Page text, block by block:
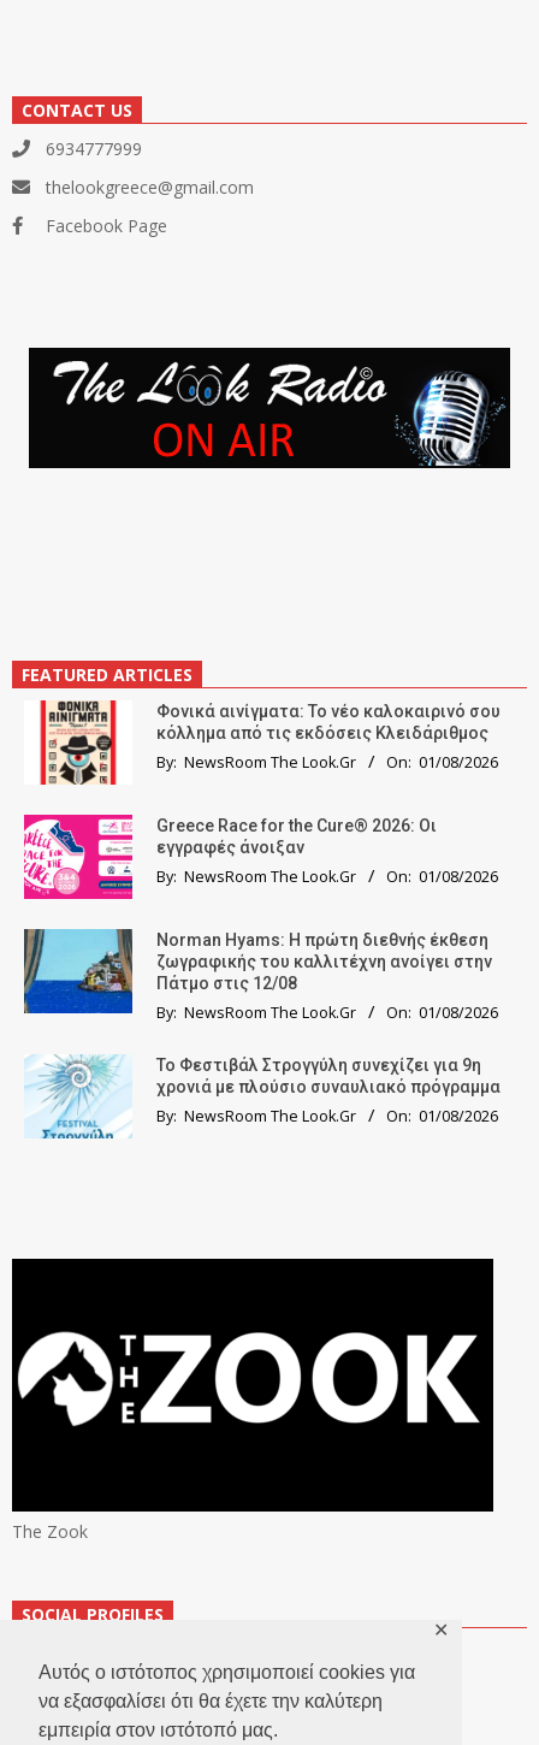
Αυτός ο ιστότοπος χρησιμοποιεί cookies για
να εξασφαλίσει ότι θα έχετε την καλύτερη
εμπειρία στον ιστότοπό μας.
✕
CONTACT US
6934777999
thelookgreece@gmail.com
Facebook Page
FEATURED ARTICLES
Φονικά αινίγματα: Το νέο καλοκαιρινό σου
κόλλημα από τις εκδόσεις Κλειδάριθμος
By: NewsRoom The Look.Gr On: 01/08/2026
Greece Race for the Cure® 2026: Οι
εγγραφές άνοιξαν
By: NewsRoom The Look.Gr On: 01/08/2026
Norman Hyams: Η πρώτη διεθνής έκθεση
ζωγραφικής του καλλιτέχνη ανοίγει στην
Πάτμο στις 12/08
By: NewsRoom The Look.Gr On: 01/08/2026
Το Φεστιβάλ Στρογγύλη συνεχίζει για 9η
χρονιά με πλούσιο συναυλιακό πρόγραμμα
By: NewsRoom The Look.Gr On: 01/08/2026
The Zook
SOCIAL PROFILES